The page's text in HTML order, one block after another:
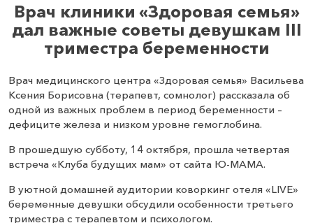
Врач клиники «Здоровая семья»
дал важные советы девушкам III
триместра беременности
Врач медицинского центра «Здоровая семья» Васильева
Ксения Борисовна (терапевт, сомнолог) рассказала об
одной из важных проблем в период беременности –
дефиците железа и низком уровне гемоглобина.
В прошедшую субботу, 14 октября, прошла четвертая
встреча «Клуба будущих мам» от сайта Ю-МАМА.
В уютной домашней аудитории коворкинг отеля «LIVE»
беременные девушки обсудили особенности третьего
триместра с терапевтом и психологом.